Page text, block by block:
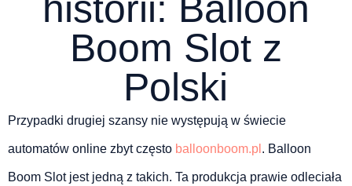
historii: Balloon
Boom Slot z
Polski
Przypadki drugiej szansy nie występują w świecie
automatów online zbyt często balloonboom.pl . Balloon
Boom Slot jest jedną z takich. Ta produkcja prawie odleciała